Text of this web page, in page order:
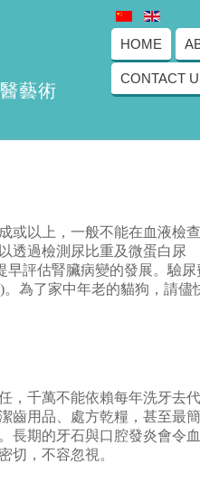
藝術
HOME
CONTACT
或以上，一般不能在血液檢
透過檢測尿比重及微蛋白尿
早評估腎臟病變的發展。驗尿
為了家中年老的貓狗，請儘
，千萬不能依賴每年洗牙去
齒用品、處方乾糧，甚至最
長期的牙石與口腔發炎會令
切，不容忽視。